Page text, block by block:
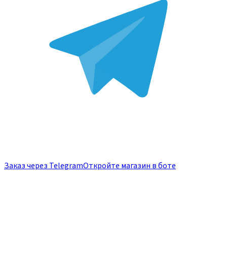
Заказ через TelegramОткройте магазин в боте